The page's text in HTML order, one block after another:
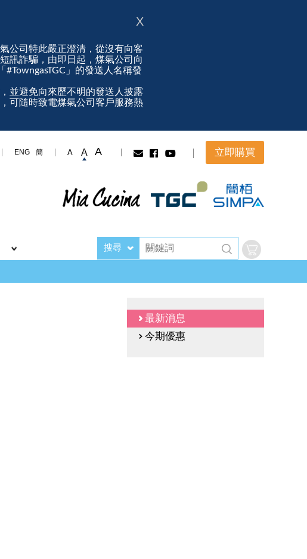
公司特此嚴正澄清，從沒有向客
訊詐騙，由即日起，煤氣公司向
#TowngasTGC」的發送人名稱發
並避免向來歷不明的發送人披露
可隨時致電煤氣公司客戶服務熱
X
ENG 簡 A A A 立即購買
搜尋
最新消息
今期優惠